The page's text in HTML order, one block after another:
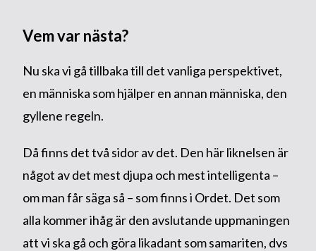
Vem var nästa?
Nu ska vi gå tillbaka till det vanliga perspektivet,
en människa som hjälper en annan människa, den
gyllene regeln.
Då finns det två sidor av det. Den här liknelsen är
något av det mest djupa och mest intelligenta –
om man får säga så – som finns i Ordet. Det som
alla kommer ihåg är den avslutande uppmaningen
att vi ska gå och göra likadant som samariten, dvs